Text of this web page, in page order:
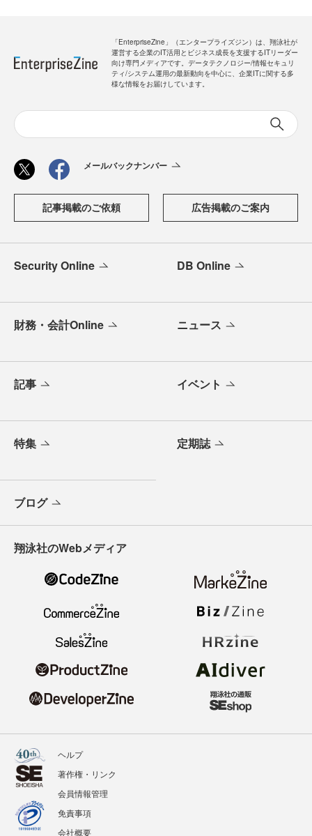
「EnterpriseZine」（エンタープライズジン）は、翔泳社が
運営する企業のIT活用とビジネス成長を支援するITリーダー
向け専門メディアです。データテクノロジー/情報セキュリ
ティ/システム運用の最新動向を中心に、企業ITに関する多
様な情報をお届けしています。
メールバックナンバー
記事掲載のご依頼 広告掲載のご案内
Security Online DB Online
財務・会計Online ニュース
記事 イベント
特集 定期誌
ブログ
翔泳社のWebメディア
ヘルプ
著作権・リンク
会員情報管理
免責事項
会社概要